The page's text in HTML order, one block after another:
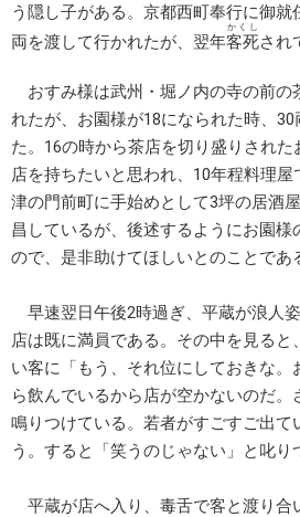
う隠し子がある。京都西町奉行に御就
両を渡して行かれたが、翌年客死
かくし
され
おすみ様は武州・堀ノ内の寺の前の
れたが、お園様が18になられた時、
た。16の時から茶店を切り盛りされ
店を持ちたいと思われ、10年程料理
津の門前町に手始めとして3坪の居酒
昌しているが、後述するようにお園様
ので、是非助けてほしいとのことであ
早速翌日午後2時過ぎ、平蔵が浪人
店は既に満員である。その中を見る
い客に「もう、それ位にしておきな
ら飲んでいるから店が空かないのだ。
鳴りつけている。若者がすごすご出て
う。すると「笑うのじゃない」と叱り
平蔵が店へ入り、毒舌で客と渡り合